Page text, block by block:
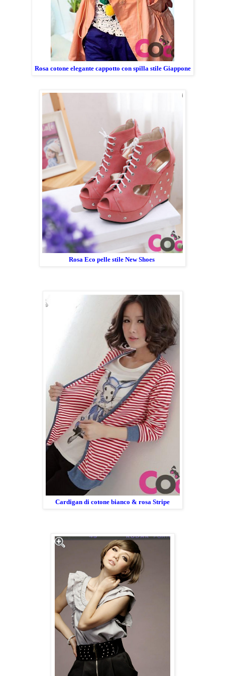
Rosa cotone elegante cappotto con spilla stile Giappone
Rosa Eco pelle stile New Shoes
Cardigan di cotone bianco & rosa Stripe